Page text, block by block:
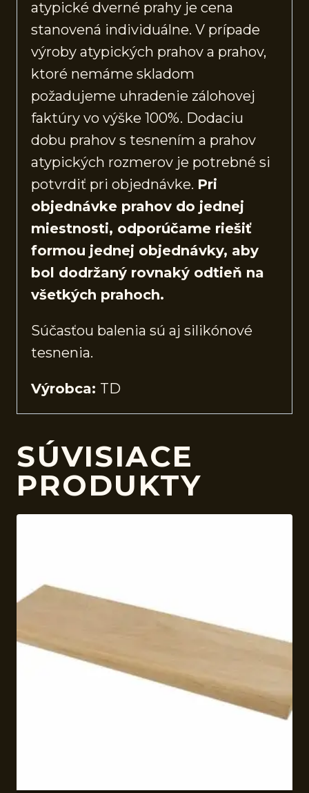
atypické dverné prahy je cena
stanovená individuálne. V prípade
výroby atypických prahov a prahov,
ktoré nemáme skladom
požadujeme uhradenie zálohovej
faktúry vo výške 100%. Dodaciu
dobu prahov s tesnením a prahov
atypických rozmerov je potrebné si
potvrdiť pri objednávke. Pri
objednávke prahov do jednej
miestnosti, odporúčame riešiť
formou jednej objednávky, aby
bol dodržaný rovnaký odtieň na
všetkých prahoch.
Súčasťou balenia sú aj silikónové
tesnenia.
Výrobca: TD
SÚVISIACE
PRODUKTY